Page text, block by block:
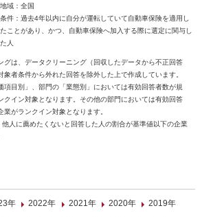
地域：全国
条件：過去4年以内に自分が運転していて自動車保険を適用し
たことがあり、かつ、自動車保険へ加入する際に選定に関与し
た人
は、データクリーニング（回収したデータから不正回答
者条件から外れた回答を除外した上で作成しています。
目別」、部門の「業態別」においては有効回答者数が規
クイン対象となります。その他の部門においては有効回答
がランクイン対象となります。
人に薦めたくないと回答した人の割合が基準値以下の企業
年 2022年 2021年 2020年
2019年